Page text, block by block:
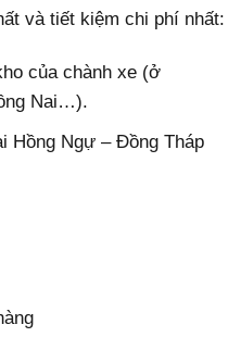
và tiết kiệm chi phí nhất:
của chành xe (ở
Nai…).
Hồng Ngự – Đồng Tháp